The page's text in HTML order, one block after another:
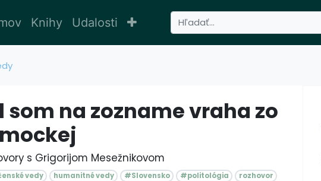
Knihy Udalosti
som na zozname vraha zo
s Grigorijom Mesežnikovom
vedy humanitné vedy #Slovensko #politológia rozhovor